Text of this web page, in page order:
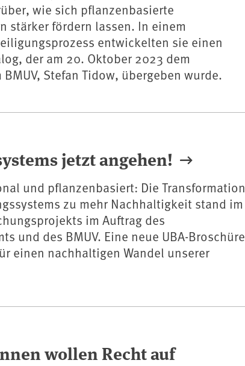
wie sich pflanzenbasierte
stärker fördern lassen. In einem
entwickelten sie einen
der am 20. Oktober 2023 dem
Stefan Tidow, übergeben wurde.
jetzt angehen!
und pflanzenbasiert: Die Transformation
zu mehr Nachhaltigkeit stand im
im Auftrag des
und des BMUV. Eine neue UBA-Broschüre
einen nachhaltigen Wandel unserer
wollen Recht auf